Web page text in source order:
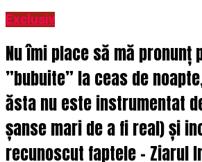
Exclusiv
Nu îmi place să mă pronunț
”bubuite” la ceas de
ăsta nu este instrumentat
șanse mari de a fi real) și
recunoscut faptele – Ziarul